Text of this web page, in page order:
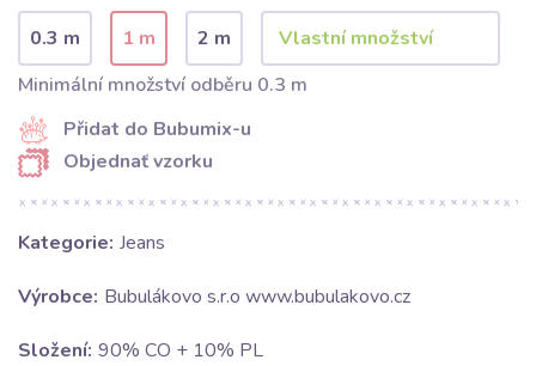
0.3 m 1 m
2 m
Minimální množství odběru 0.3 m
Přidat do Bubumix-u
Objednať vzorku
Kategorie: Jeans
Výrobce: Bubulákovo s.r.o www.bubulakovo.cz
Složení: 90% CO + 10% PL